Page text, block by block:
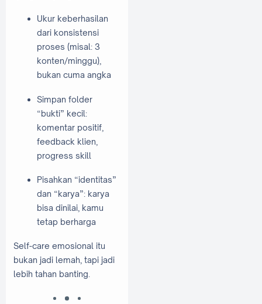
Ukur keberhasilan
dari konsistensi
proses (misal: 3
konten/minggu),
bukan cuma angka
Simpan folder
“bukti” kecil:
komentar positif,
feedback klien,
progress skill
Pisahkan “identitas”
dan “karya”: karya
bisa dinilai, kamu
tetap berharga
Self-care emosional itu
bukan jadi lemah, tapi jadi
lebih tahan banting.